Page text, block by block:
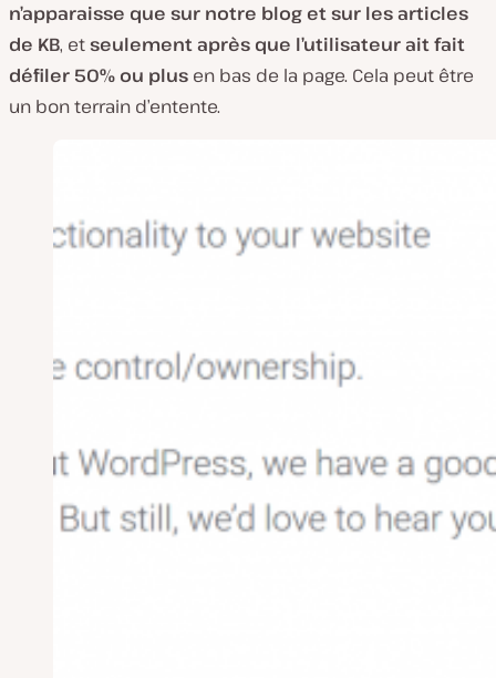
n’apparaisse que sur notre blog et sur les articles
de KB, etseulement après que l’utilisateur ait fait
défiler 50% ou plus en bas de la page. Cela peut être
un bon terrain d’entente.